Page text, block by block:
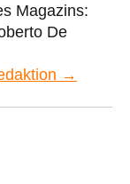
Magazins:
De
→